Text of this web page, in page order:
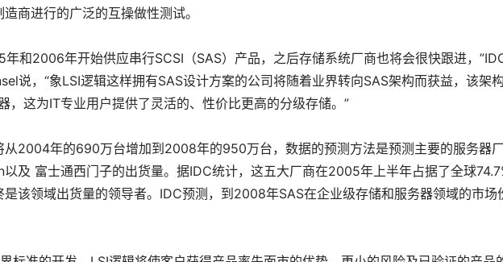
商进行的广泛的互操做性测试。
和2006年开始供应串行SCSI（SAS）产品，之后存储系统厂商也将会很快跟进，
说，“象LSI逻辑这样拥有SAS设计方案的公司将随着业界转向SAS架构而获益，该架
，这为IT专业用户提供了灵活的、性价比更高的分级存储。”
2004年的690万台增加到2008年的950万台，数据的预测方法是预测主要的服务器
及 富士通西门子的出货量。据IDC统计，这五大厂商在2005年上半年占据了全球
该领域出货量的领导者。IDC预测，到2008年SAS在企业级存储和服务器领域的市场